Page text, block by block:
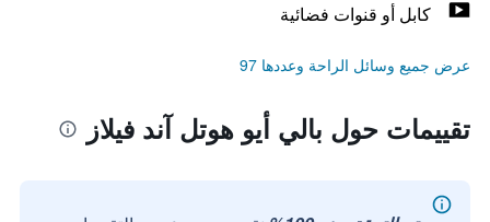
كابل أو قنوات فضائية
عرض جميع وسائل الراحة وعددها 97
تقييمات حول بالي أيو هوتل آند فيلاز